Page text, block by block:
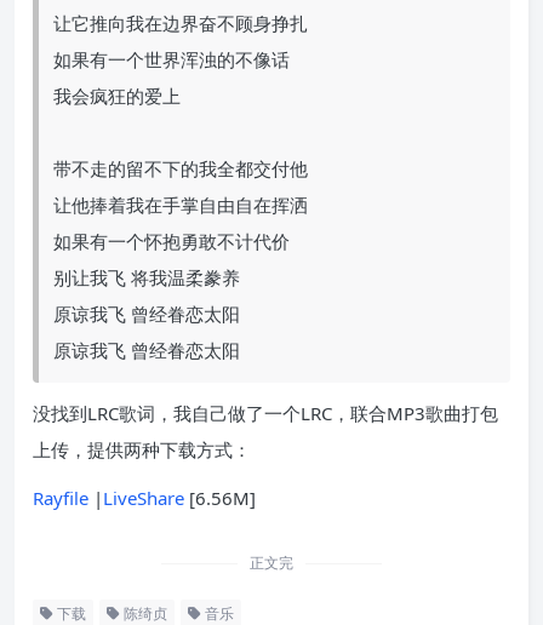
让它推向我在边界奋不顾身挣扎
如果有一个世界浑浊的不像话
我会疯狂的爱上
带不走的留不下的我全都交付他
让他捧着我在手掌自由自在挥洒
如果有一个怀抱勇敢不计代价
别让我飞 将我温柔豢养
原谅我飞 曾经眷恋太阳
原谅我飞 曾经眷恋太阳
没找到LRC歌词，我自己做了一个LRC，联合MP3歌曲打包
上传，提供两种下载方式：
Rayfile | LiveShare [6.56M]
正文完
下载 陈绮贞 音乐